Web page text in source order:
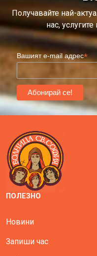
Получавайте най-
нас,
Вашият e-mail адрес*
ПОЛЕЗНО
Новини
Запиши час